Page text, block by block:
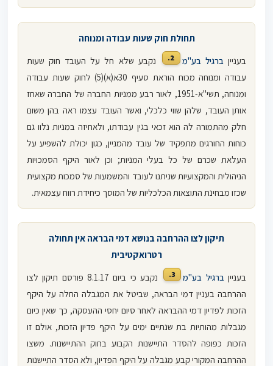
תחולת חוק שעות עבודה ומנוחה
בעניין ברגיל בע"מ 2.
נקבע שלא חל על העובד חוק שעות
עבודה ומנוחה מכוח הוראת סעיף 30א(א)(5) לחוק שעות עבודה
ומנוחה, תשי"א-1951, לאור רבע ממניות החברה של החברה שאחז
אותן העובד, שלהן שווי כלכלי, ואשר העובד עצמו ראה בהן משום
חלק מהתמורה לה הוא זכאי בגין עבודתו, ולאחיזה במניות נלוו גם
כוחות החורגים מתפקיד של עובד מהמניין, כגון יכולת להשפיע על
העלאת שכרם של כל בעלי המניות; וכן לאור היקף הסמכויות
הניהולית והמקצועיות שניתנו לעובד והמשמעות של סמכות מקצועית
שכזו מבחינת התוצאות הכלכליות של המוסך כיחידת רווח עצמאית.
תיקון לצו ההרחבה בנושא דמי הבראה אין תחולה
רטרואקטיבית
בענייןברגיל בע"מ 3.
נקבע כי ביום 8.1.17 פורסם תיקון לצו
ההרחבה בעניין דמי הבראה, שביטל את המגבלה החלה על היקף
הזכות לפדיון דמי ההבראה לאחר סיום יחסי ההעסקה, כך שאין כיום
מגבלות מהותיות בת שנתיים ימים על היקף פדיון הזכות, אולם זו
הזכות כפופה להסדר התיישנות הקבוע בחוק ההתיישנות. משצו
ההרחבה המקורי קבע מגבלה על היקף הפדיון, ולא הסדר התיישנות